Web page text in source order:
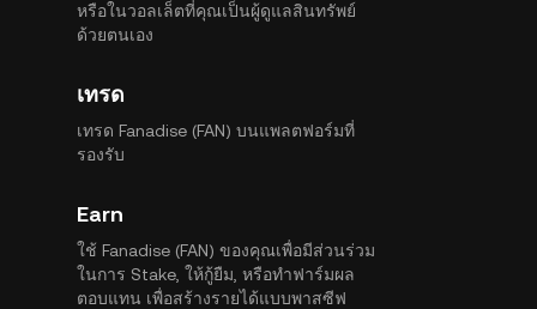
หรือในวอลเล็ตที่คุณเป็นผู้ดูแลสินทรัพย์
ด้วยตนเอง
เทรด
เทรด Fanadise (FAN) บนแพลตฟอร์มที่
รองรับ
Earn
ใช้ Fanadise (FAN) ของคุณเพื่อมีส่วนร่วม
ในการ Stake, ให้กู้ยืม, หรือทำฟาร์มผล
ตอบแทน เพื่อสร้างรายได้แบบพาสซีฟ